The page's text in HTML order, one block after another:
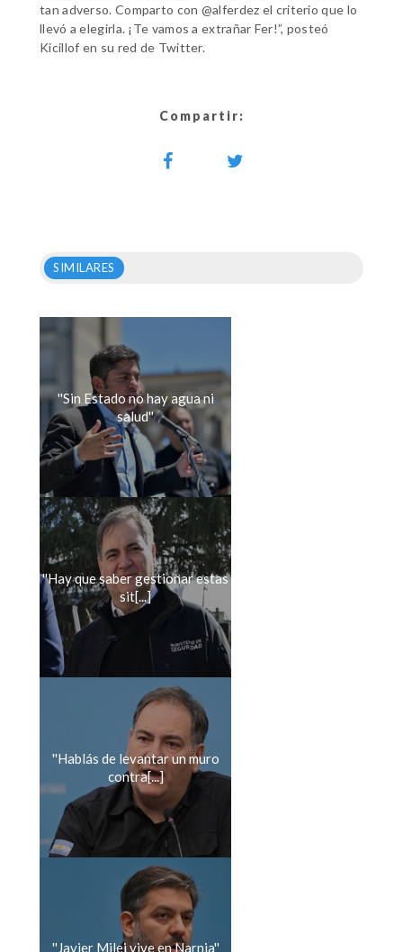
tan adverso. Comparto con @alferdez el criterio que lo
llevó a elegirla. ¡Te vamos a extrañar Fer!”, posteó
Kicillof en su red de Twitter.
Compartir:
SIMILARES
''Sin Estado no hay agua ni
salud''
''Hay que saber gestionar estas
sit[...]
''Hablás de levantar un muro
contra[...]
''Javier Milei vive en Narnia''